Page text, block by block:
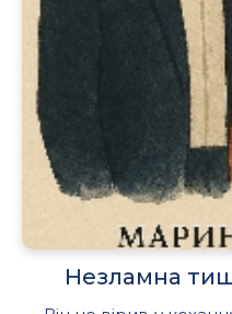
Незламна